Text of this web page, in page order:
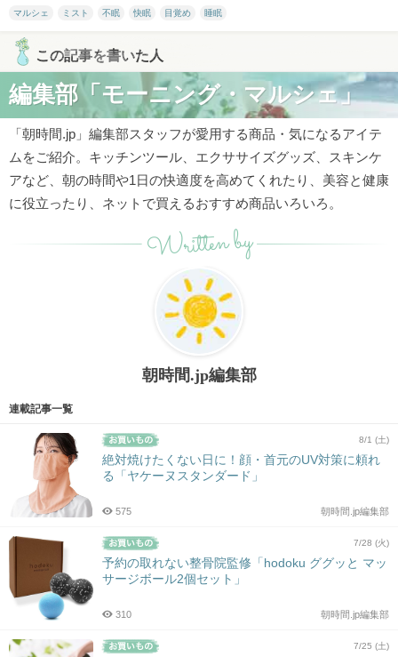
マルシェ ミスト 不眠 快眠 目覚め 睡眠
この記事を書いた人
編集部「モーニング・マルシェ」
「朝時間.jp」編集部スタッフが愛用する商品・気になるアイテ
ムをご紹介。キッチンツール、エクササイズグッズ、スキンケ
アなど、朝の時間や1日の快適度を高めてくれたり、美容と健康
に役立ったり、ネットで買えるおすすめ商品いろいろ。
Written by
朝時間.jp編集部
連載記事一覧
8/1 (土)
絶対焼けたくない日に！顔・首元のUV対策に頼れ
る「ヤケーヌスタンダード」
朝時間.jp編集部
575
7/28 (火)
予約の取れない整骨院監修「hodoku ググッと マッ
サージボール2個セット」
朝時間.jp編集部
310
7/25 (土)